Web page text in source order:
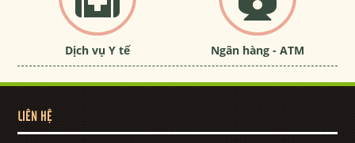
Dịch vụ Y tế Ngân hàng - ATM
LIÊN HỆ